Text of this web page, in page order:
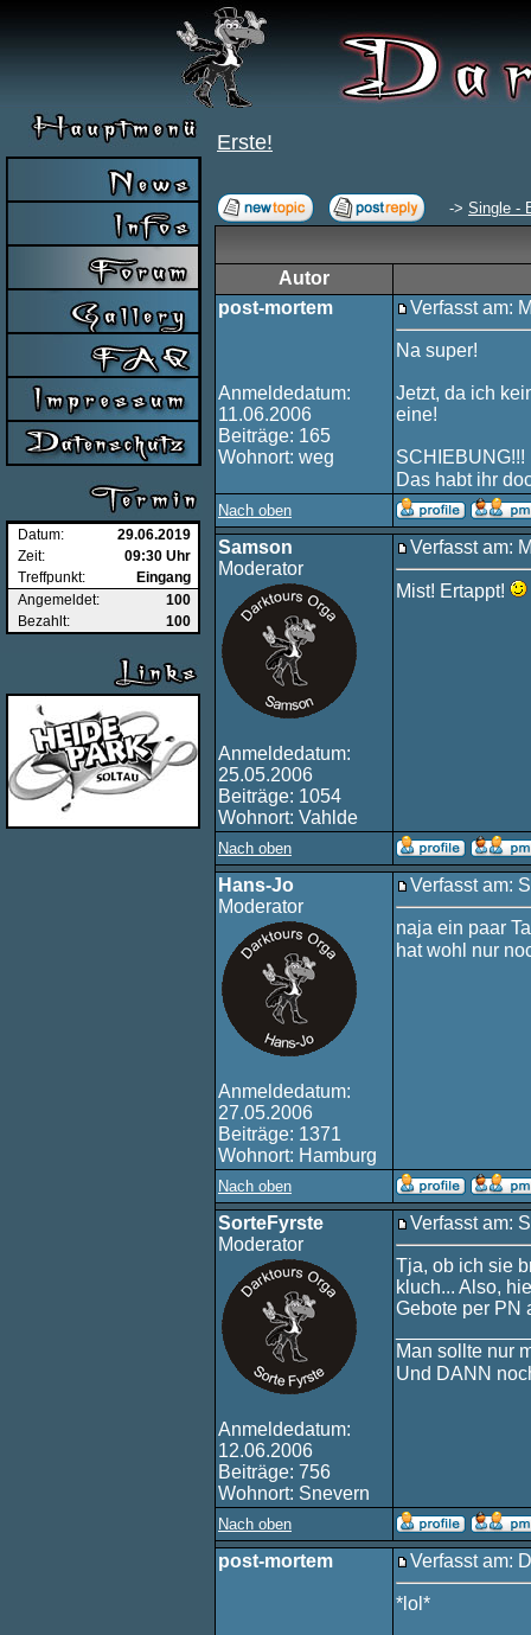
Datum:
29.06.2019
Zeit:
09:30 Uhr
Treffpunkt:
Eingang
Angemeldet:
100
Bezahlt:
100
Erste!
-> Single -
Autor
post-mortem
Anmeldedatum:
11.06.2006
Beiträge: 165
Wohnort: weg
Verfasst am:
Na super!
Jetzt, da ich
eine!
SCHIEBUNG!!!
Das habt ihr
Nach oben
Samson
Moderator
Anmeldedatum:
25.05.2006
Beiträge: 1054
Wohnort: Vahlde
Verfasst am:
Mist! Ertappt!
Nach oben
Hans-Jo
Moderator
Anmeldedatum:
27.05.2006
Beiträge: 1371
Wohnort: Hamburg
Verfasst am:
naja ein paar
hat wohl nur
Nach oben
SorteFyrste
Moderator
Anmeldedatum:
12.06.2006
Beiträge: 756
Wohnort: Snevern
Verfasst am:
Tja, ob ich sie
kluch... Also,
Gebote per PN
Man sollte nur
Und DANN
Nach oben
post-mortem Verfasst am:
*lol*